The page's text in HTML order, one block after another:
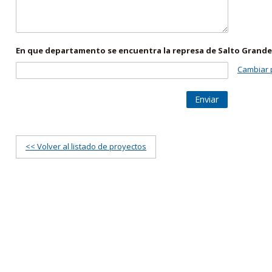
En que departamento se encuentra la represa de Salto
Cambiar
Enviar
<< Volver al listado de proyectos